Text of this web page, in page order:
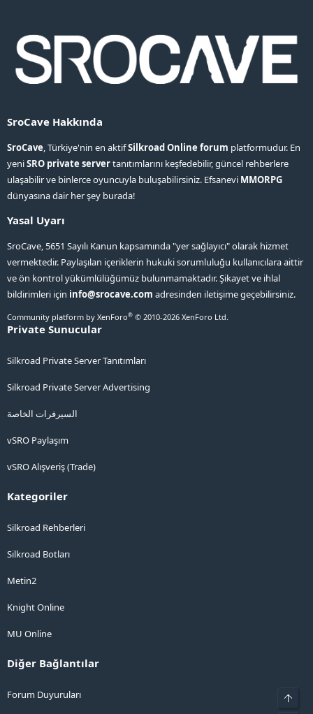
SroCave Hakkında
SroCave, Türkiye'nin en aktifSilkroad Online forum platformudur. En
yeniSRO private servertanıtımlarını keşfedebilir, güncel rehberlere
ulaşabilir ve binlerce oyuncuyla buluşabilirsiniz. Efsanevi MMORPG
dünyasına dair her şey burada!
Yasal Uyarı
SroCave, 5651 Sayılı Kanun kapsamında "yer sağlayıcı" olarak hizmet
vermektedir. Paylaşılan içeriklerin hukuki sorumluluğu kullanıcılara aittir
ve ön kontrol yükümlülüğümüz bulunmamaktadır. Şikayet ve ihlal
bildirimleri için info@srocave.com adresinden iletişime geçebilirsiniz.
Community platform by XenForo® © 2010-2026 XenForo Ltd.
Private Sunucular
Silkroad Private Server Tanıtımları
Silkroad Private Server Advertising
السيرفرات الخاصة
vSRO Paylaşım
vSRO Alışveriş (Trade)
Kategoriler
Silkroad Rehberleri
Silkroad Botları
Metin2
Knight Online
MU Online
Diğer Bağlantılar
Forum Duyuruları